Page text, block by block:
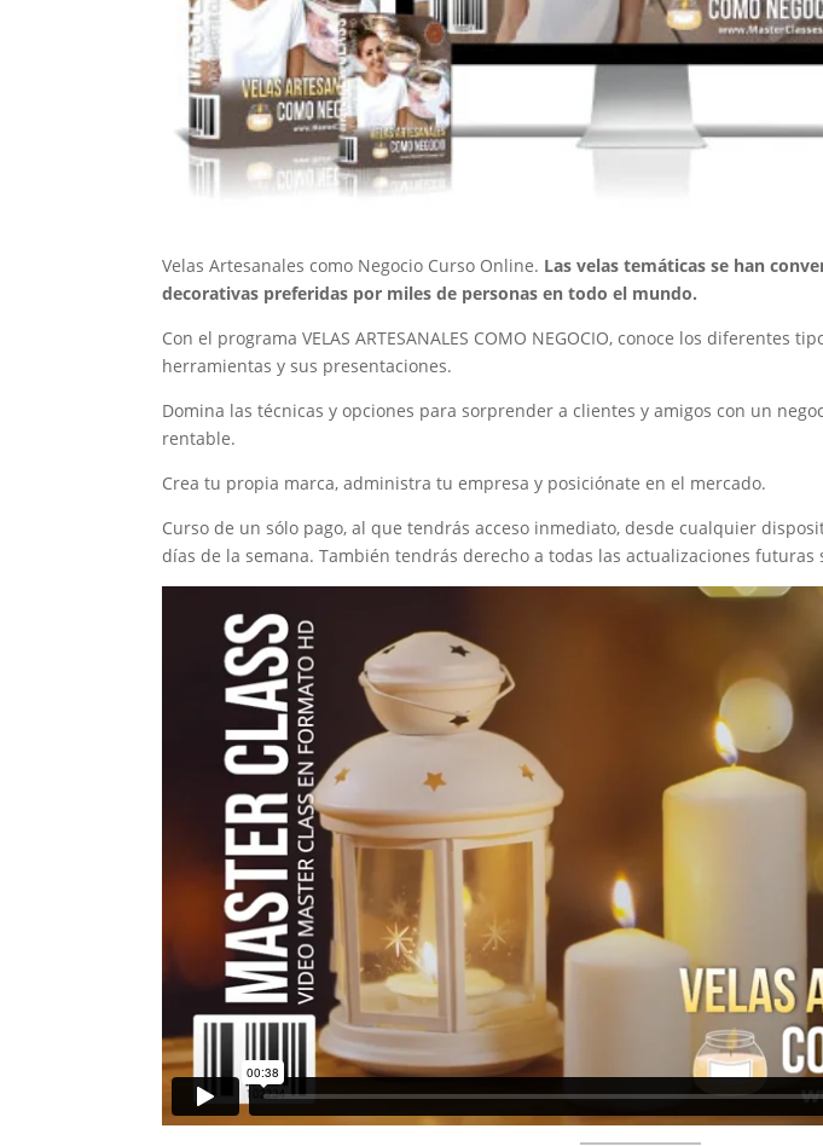
Velas Artesanales como Negocio Curso Online. Las velas temáticas se han
decorativas preferidas por miles de personas en todo el mundo.
Con el programa VELAS ARTESANALES COMO NEGOCIO, conoce los diferentes
herramientas y sus presentaciones.
Domina las técnicas y opciones para sorprender a clientes y amigos con un
rentable.
Crea tu propia marca, administra tu empresa y posiciónate en el mercado.
Curso de un sólo pago, al que tendrás acceso inmediato, desde cualquier
días de la semana. También tendrás derecho a todas las actualizaciones